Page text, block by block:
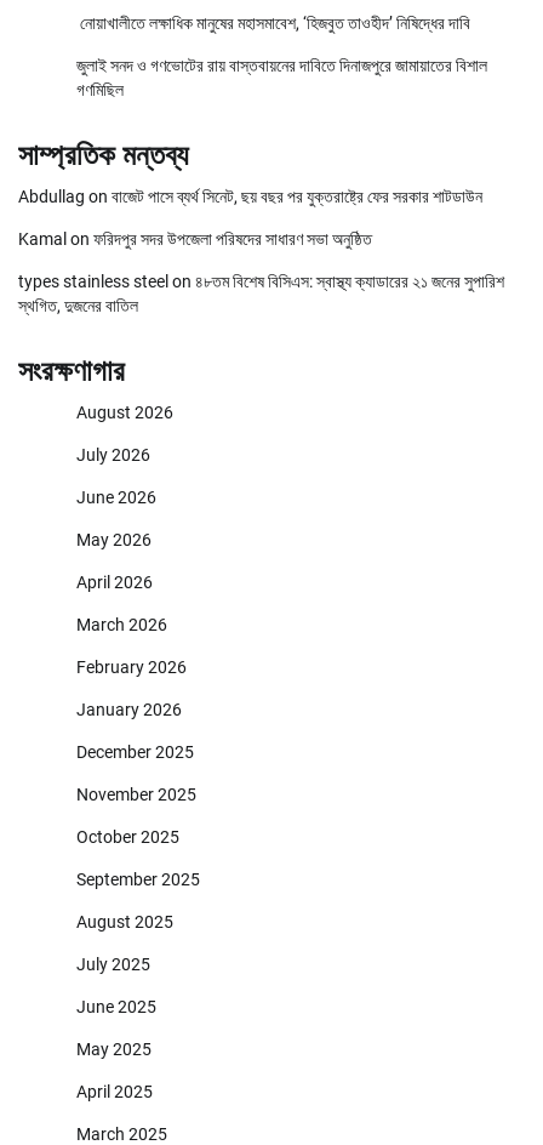
নোয়াখালীতে লক্ষাধিক মানুষের মহাসমাবেশ, ‘হিজবুত তাওহীদ’ নিষিদ্ধের দাবি
জুলাই সনদ ও গণভোটের রায় বাস্তবায়নের দাবিতে দিনাজপুরে জামায়াতের বিশাল
গণমিছিল
সাম্প্রতিক মন্তব্য
Abdullag on বাজেট পাসে ব্যর্থ সিনেট, ছয় বছর পর যুক্তরাষ্ট্রে ফের সরকার শাটডাউন
Kamalon ফরিদপুর সদর উপজেলা পরিষদের সাধারণ সভা অনুষ্ঠিত
types stainless steelon ৪৮তম বিশেষ বিসিএস: স্বাস্থ্য ক্যাডারের ২১ জনের সুপারিশ
স্থগিত, দুজনের বাতিল
সংরক্ষণাগার
August 2026
July 2026
June 2026
May 2026
April 2026
March 2026
February 2026
January 2026
December 2025
November 2025
October 2025
September 2025
August 2025
July 2025
June 2025
May 2025
April 2025
March 2025